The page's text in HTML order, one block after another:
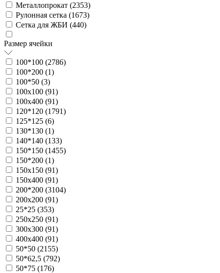
Металлопрокат (2353)
Рулонная сетка (1673)
Сетка для ЖБИ (440)
Размер ячейки
100*100 (2786)
100*200 (1)
100*50 (3)
100х100 (91)
100х400 (91)
120*120 (1791)
125*125 (6)
130*130 (1)
140*140 (133)
150*150 (1455)
150*200 (1)
150х150 (91)
150х400 (91)
200*200 (3104)
200х200 (91)
25*25 (353)
250х250 (91)
300х300 (91)
400х400 (91)
50*50 (2155)
50*62,5 (792)
50*75 (176)